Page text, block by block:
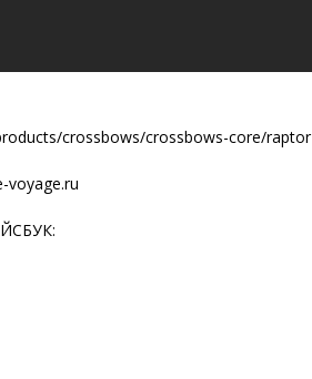
crossbows/crossbows-core/raptor
voyage.ru